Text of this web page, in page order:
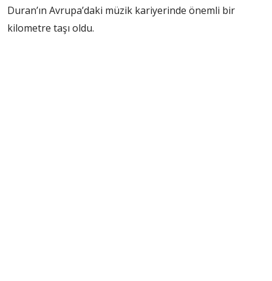
Duran’ın Avrupa’daki müzik kariyerinde önemli bir
kilometre taşı oldu.